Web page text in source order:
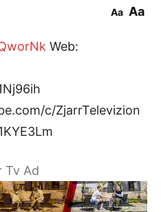
Aa Aa
Web:
c/ZjarrTelevizion
Tv Ad